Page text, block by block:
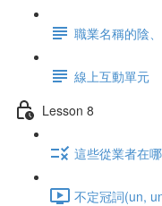
職業名稱的陰
線上互動單元
Lesson 8
這些從業者在
不定冠詞(un,